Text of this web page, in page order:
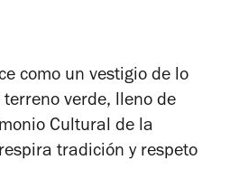
como un vestigio de lo
verde, lleno de
Cultural de la
tradición y respeto